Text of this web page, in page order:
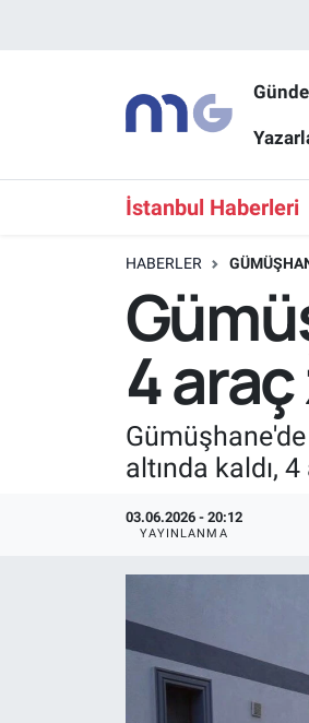
İstanbul Haberleri
HABERLER
4
altında kaldı,
03.06.2026 - 20:12
YAYINLANMA
Hava Durumu
İstanbul Namaz Vakitleri
Süper Lig Puan Durumu ve
Tüm Manşetler
Haber Arşivi